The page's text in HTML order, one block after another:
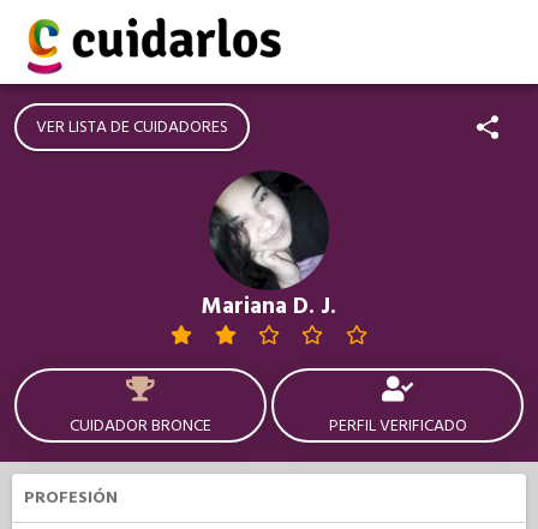
VER LISTA DE CUIDADORES
Mariana D. J.
CUIDADOR BRONCE PERFIL VERIFICADO
PROFESIÓN